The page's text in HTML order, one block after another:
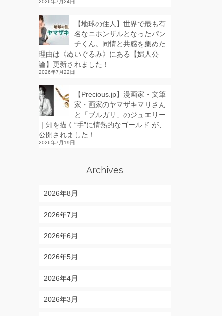
2026年7月24日
【地球の住人】世界で最も有
名なニホンザルとなったパン
チくん。同情と共感を集めた
理由は《ぬいぐるみ》にある【婦人公
論】更新されました！
2026年7月22日
【Precious.jp】漫画家・文筆
家・画家のヤマザキマリさん
と「ブルガリ」のジュエリー
｜知を描く“手”に情熱的なゴールド が、
公開されました！
2026年7月19日
Archives
2026年8月
2026年7月
2026年6月
2026年5月
2026年4月
2026年3月